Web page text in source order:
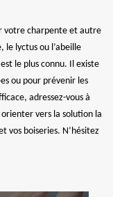
votre charpente et autre
lyctus ou l’abeille
le plus connu. Il existe
ou pour prévenir les
adressez-vous à
vers la solution la
vos boiseries. N’hésitez